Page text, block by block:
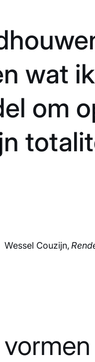
wat
om
Wessel Couzijn,